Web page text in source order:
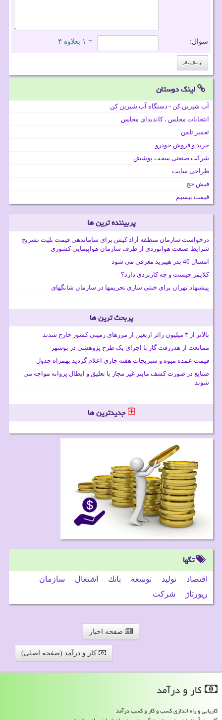
سوال: = ۱ بعلاوه ۴
لینک دوستان
آب شیرین کن - دستگاه آب شیرین کن
انتخابات مجلس ، کاندیدای مجلس
تعمیر تلفن
خرید و فروش خودرو
شرکت صنعتی سخت پوشش
طراحی سایت
فیش حج
قیمت بیسیم
پربیننده ترین ها
درخواست سازمان منطقه آزاد کیش برای ساماندهی قیمت بلیت تشریح
شرایط صنعت هوانوردی از طرف سازمان هواپیمایی کشوری
امسال 40 بذر هیبرید معرفی می شود
کلایمر چیست و چه کاربردی دارد؟
پیشنهاد تهران برای خنثی سازی تحریمها در سازمان شانگهای
پربحث ترین ها
بالاتر از ۳ میلیون زائر اربعین از مرزهای زمینی کشور خارج شدند
ممانعت از هدررفت گاز با اجرای یک طرح پژوهشی در بوشهر
قیمت عمده میوه و سبزیجات هفته جاری اعلام گردید بهمراه جدول
صنایع در صورت کشف ماینر غیر مجاز با تعلیق و ابطال پروانه مواجه می
شوند
جدیدترین ها
تگها
اقتصاد تولید توسعه بانك اشتغال
سازمان
رپورتاژ
شركت
صفحه اخبار
کار و درآمد (صفحه اصلی)
كار و درآمد
کاریابی و راه اندازی کسب و کار و کسب درآمد